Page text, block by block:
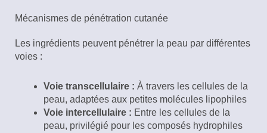
Mécanismes de pénétration cutanée
Les ingrédients peuvent pénétrer la peau par différentes
voies :
Voie transcellulaire : À travers les cellules de la
peau, adaptées aux petites molécules lipophiles
Voie intercellulaire : Entre les cellules de la
peau, privilégié pour les composés hydrophiles